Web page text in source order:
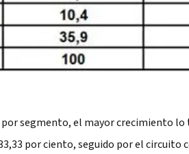
segmento, el mayor crecimiento lo
por ciento, seguido por el circuito